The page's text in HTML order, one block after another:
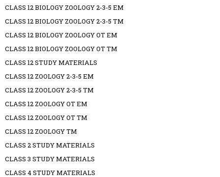
CLASS 12 BIOLOGY ZOOLOGY 2-3-5 EM
CLASS 12 BIOLOGY ZOOLOGY 2-3-5 TM
CLASS 12 BIOLOGY ZOOLOGY OT EM
CLASS 12 BIOLOGY ZOOLOGY OT TM
CLASS 12 STUDY MATERIALS
CLASS 12 ZOOLOGY 2-3-5 EM
CLASS 12 ZOOLOGY 2-3-5 TM
CLASS 12 ZOOLOGY OT EM
CLASS 12 ZOOLOGY OT TM
CLASS 12 ZOOLOGY TM
CLASS 2 STUDY MATERIALS
CLASS 3 STUDY MATERIALS
CLASS 4 STUDY MATERIALS